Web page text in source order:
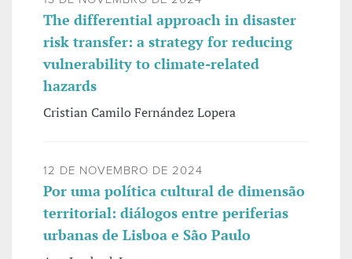
The differential approach in disaster
risk transfer: a strategy for reducing
vulnerability to climate-related
hazards
Cristian Camilo Fernández Lopera
12 DE NOVEMBRO DE 2024
Por uma política cultural de dimensão
territorial: diálogos entre periferias
urbanas de Lisboa e São Paulo